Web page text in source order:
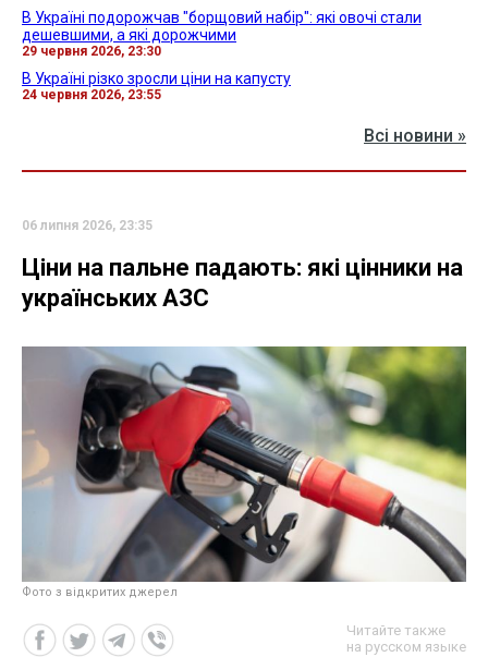
В Україні подорожчав "борщовий набір": які овочі стали
дешевшими, а які дорожчими
29 червня 2026, 23:30
В Україні різко зросли ціни на капусту
24 червня 2026, 23:55
Всі новини »
06 липня 2026, 23:35
Ціни на пальне падають: які цінники на
українських АЗС
Фото з відкритих джерел
Читайте также
на русском языке